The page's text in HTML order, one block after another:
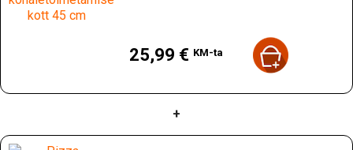
25,99 € KM-ta
+